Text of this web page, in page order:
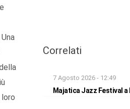
Correlati
7 Agosto 2026 - 12:49
Majatica Jazz Festival a